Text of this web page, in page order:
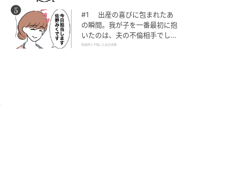
#1 出産の喜びに包まれたあ
の瞬間。我が子を一番最初に抱
いたのは、夫の不倫相手でし
た。
助産師と不倫した夫の末路